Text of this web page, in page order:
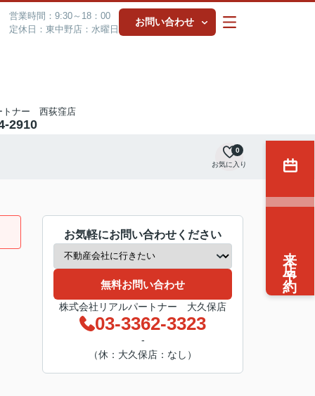
営業時間：9:30～18：00
定休日：東中野店：水曜日
お問い合わせ
トナー 西荻窪店
2910
お気に入り
0
お気軽にお問い合わせください
無料お問い合わせ
株式会社リアルパートナー 大久保店
03-3362-3323
-
（休：大久保店：なし）
来店予約